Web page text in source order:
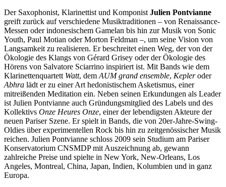
Der Saxophonist, Klarinettist und Komponist Julien Pontvianne
greift zurück auf verschiedene Musiktraditionen – von Renaissance-
Messen oder indonesischem Gamelan bis hin zur Musik von Sonic
Youth, Paul Motian oder Morton Feldman –, um seine Vision von
Langsamkeit zu realisieren. Er beschreitet einen Weg, der von der
Ökologie des Klangs von Gérard Grisey oder der Ökologie des
Hörens von Salvatore Sciarrino inspiriert ist. Mit Bands wie dem
Klarinettenquartett Watt, dem AUM grand ensemble, Kepleroder
Abhra lädt er zu einer Art hedonistischem Asketismus, einer
mitreißenden Meditation ein. Neben seinen Erkundungen als Leader
ist Julien Pontvianne auch Gründungsmitglied des Labels und des
Kollektivs Onze Heures Onze, einer der lebendigsten Akteure der
neuen Pariser Szene. Er spielt in Bands, die von 20er-Jahre-Swing-
Oldies über experimentellen Rock bis hin zu zeitgenössischer Musik
reichen. Julien Pontvianne schloss 2009 sein Studium am Pariser
Konservatorium CNSMDP mit Auszeichnung ab, gewann
zahlreiche Preise und spielte in New York, New-Orleans, Los
Angeles, Montreal, China, Japan, Indien, Kolumbien und in ganz
Europa.